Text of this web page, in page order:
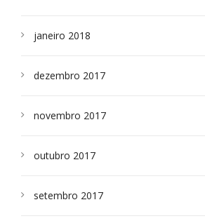
janeiro 2018
dezembro 2017
novembro 2017
outubro 2017
setembro 2017